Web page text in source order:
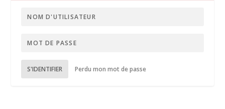
S'IDENTIFIER Perdu mon mot de passe